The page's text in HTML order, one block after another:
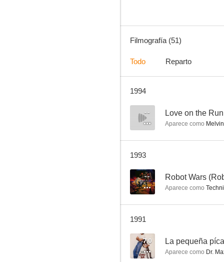
8.4
Filmografía (51)
Todo Reparto
1994
-- Love on the Run
Aparece como
1993
-- Robot Wars
Aparece como
1991
7.0 La pequeña
Aparece como Dr.